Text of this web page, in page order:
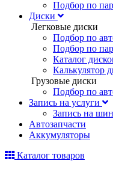
Подбор по
Диски
Легковые диски
Подбор по
Подбор по
Каталог
Калькулятор
Грузовые диски
Подбор по
Запись на услуги
Запись на
Автозапчасти
Аккумуляторы
Каталог товаров